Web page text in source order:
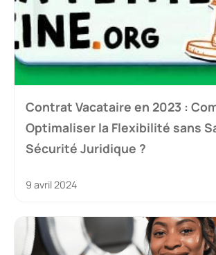
Contrat Vacataire en 2023 :
Optimaliser la Flexibilité sans
Sécurité Juridique ?
9 avril 2024